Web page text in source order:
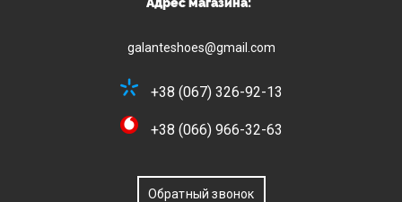
galanteshoes@gmail.com
+38 (067) 326-92-13
+38 (066) 966-32-63
Обратный звонок